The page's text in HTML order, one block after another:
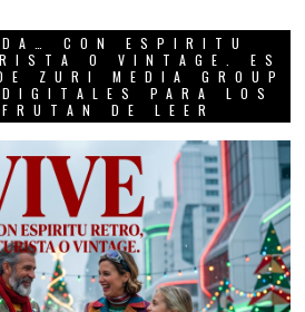
CON ESPIRITU
O VINTAGE. ES
ZURI MEDIA GROUP
PARA LOS
DE LEER